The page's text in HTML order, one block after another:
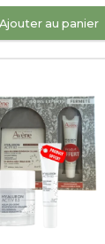
Ajouter au panier